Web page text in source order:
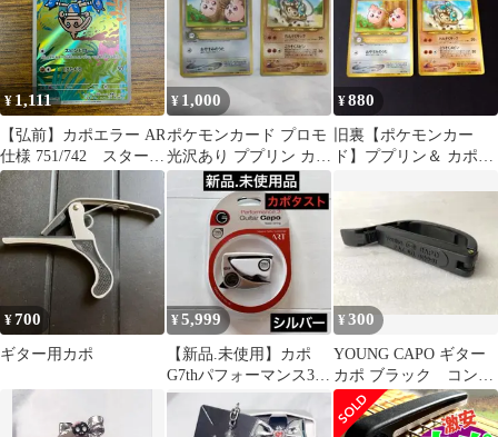
¥ 1,111
【弘前】カポエラー AR
仕様 751/742 スタート
デッキ100
¥ 1,000
ポケモンカード プロモ
光沢あり ププリン カポ
エラー 映画 配
¥880
旧裏【ポケモンカー
ド】ププリン＆ カポエ
¥700
ギター用カポ
¥5,999
【新品.未使用】カポ
G7thパフォーマンス3
ART ギターCapo シルバ
¥300
YOUNG CAPO ギター
カポ ブラック コンパ
クト